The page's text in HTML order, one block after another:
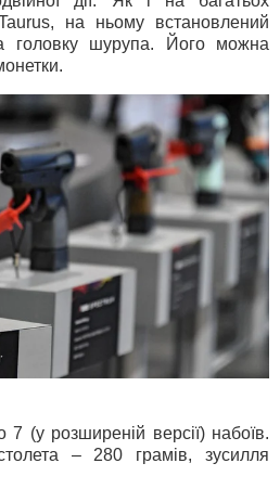
на ньому встановлений
головку шурупа. Його можна
(у розширеній версії) набоїв.
– 280 грамів, зусилля